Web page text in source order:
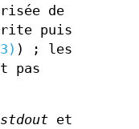
de
puis
) ; les
pas
stdout et